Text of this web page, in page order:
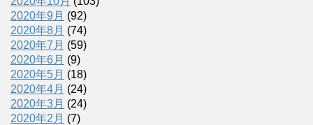
2020年9月 (92)
2020年8月 (74)
2020年7月 (59)
2020年6月 (9)
2020年5月 (18)
2020年4月 (24)
2020年3月 (24)
2020年2月 (7)